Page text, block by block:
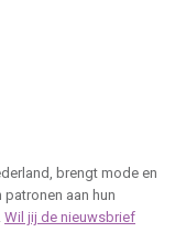
brengt mode en
aan hun
Wil jij de nieuwsbrief